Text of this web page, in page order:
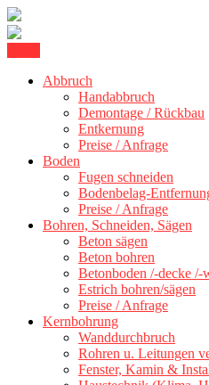
content
BBS Technik
300 kmAbbruch
Handabbruch
Demontage / Rückbau
Entkernung
Preise / Anfrage
Boden
Fugen schneiden
Bodenbelag-
Preise / Anfrage
Bohren, Schneiden, Sägen
Beton sägen
Beton bohren
Betonboden /-decke /-
Estrich bohren/sägen
Preise / Anfrage
Kernbohrung
Wanddurchbruch
Rohren u. Leitungen
Fenster, Kamin &